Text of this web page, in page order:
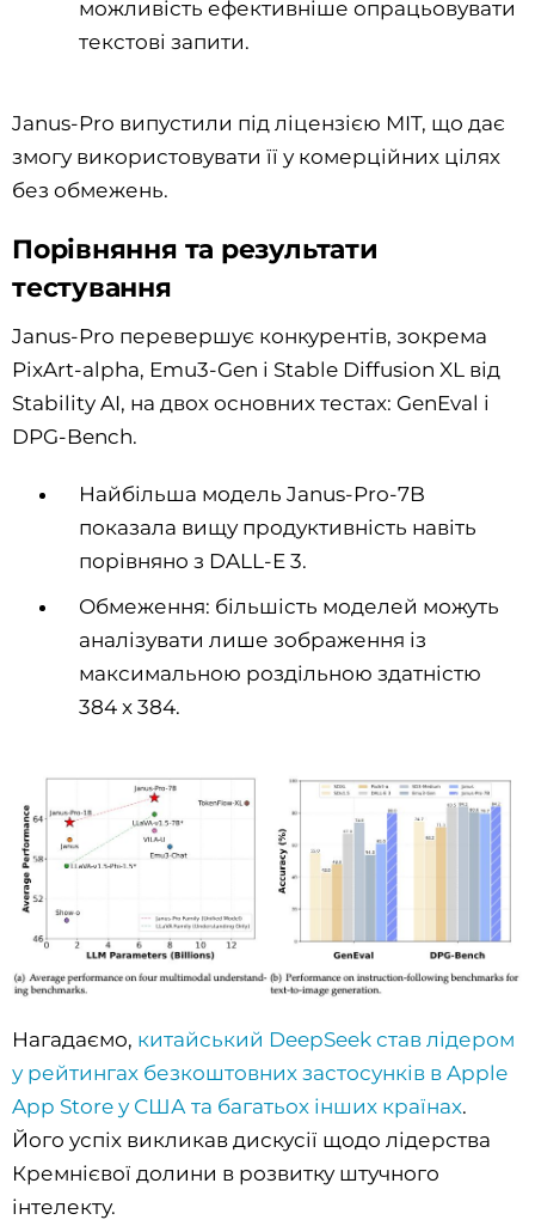
можливість ефективніше опрацьовувати
текстові запити.
Janus-Pro випустили під ліцензією MIT, що дає
змогу використовувати її у комерційних цілях
без обмежень.
Порівняння та результати
тестування
Janus-Pro перевершує конкурентів, зокрема
PixArt-alpha, Emu3-Gen і Stable Diffusion XL від
Stability AI, на двох основних тестах: GenEval і
DPG-Bench.
Найбільша модель Janus-Pro-7B
показала вищу продуктивність навіть
порівняно з DALL-E 3.
Обмеження: більшість моделей можуть
аналізувати лише зображення із
максимальною роздільною здатністю
384 x 384.
Нагадаємо, китайський DeepSeek став лідером
у рейтингах безкоштовних застосунків в Apple
App Store у США та багатьох інших країнах.
Його успіх викликав дискусії щодо лідерства
Кремнієвої долини в розвитку штучного
інтелекту.